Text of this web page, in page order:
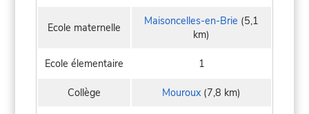
Ecole maternelle Maisoncelles-en-Brie (5,1
km)
Ecole élementaire 1
Collège Mouroux (7,8 km)